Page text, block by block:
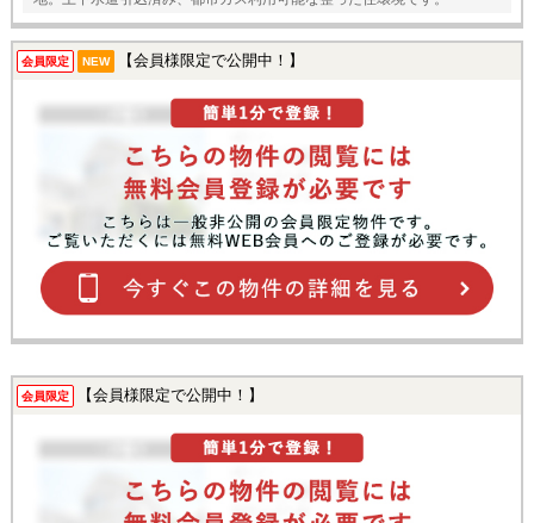
会員限定 NEW 【会員様限定で公開中！】
会員限定 【会員様限定で公開中！】